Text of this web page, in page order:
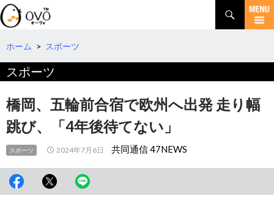
検
索
コ
テ
へ
動
ホーム > スポーツ
スポーツ
橋岡、五輪前合宿で欧州へ出発 走り幅
跳び、「4年後待てない」
スポーツ 2024年7月6日 共同通信 47NEWS